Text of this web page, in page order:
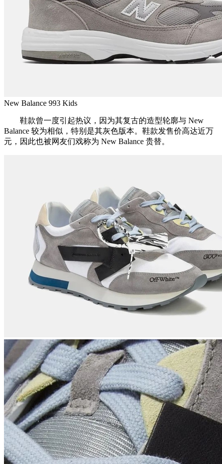
New Balance 993 Kids
鞋款曾一度引起热议，因为其复古的造型轮廓与 New
Balance 较为相似，特别是其灰色版本。鞋款发售价高达近万
元，因此也被网友们戏称为 New Balance 贵替。